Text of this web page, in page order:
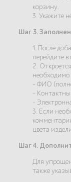
корзину.
3. Укажите
Шаг 3.
1. После
перейдите
2.
необходимо
- ФИО
-
-
3. Если
цвета
Шаг 4.
Для
также